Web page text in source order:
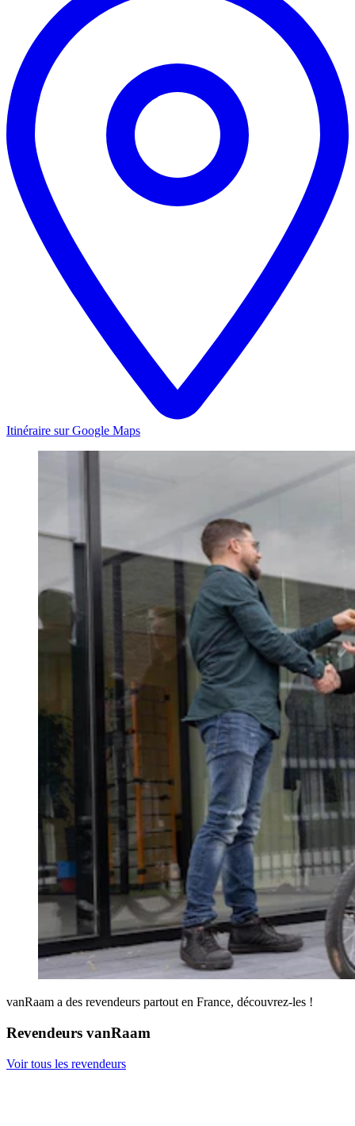
Itinéraire sur Google Maps
vanRaam a des revendeurs partout en France, découvrez-les !
Revendeurs vanRaam
Voir tous les revendeurs